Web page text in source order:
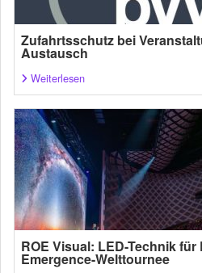
Zufahrtsschutz bei
Austausch
Weiterlesen
ROE Visual: LED-Technik
Emergence-Welttournee